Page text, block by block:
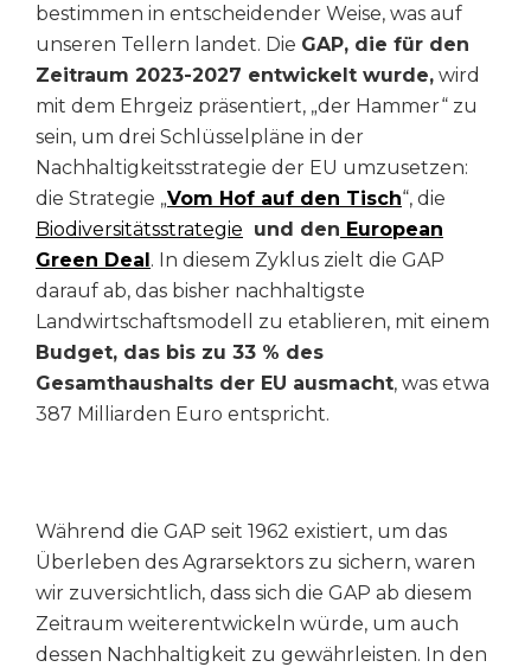
bestimmen in entscheidender Weise, was auf
unseren Tellern landet. Die GAP, die für den
Zeitraum 2023-2027 entwickelt wurde, wird
mit dem Ehrgeiz präsentiert, „der Hammer“ zu
sein, um drei Schlüsselpläne in der
Nachhaltigkeitsstrategie der EU umzusetzen:
die Strategie „Vom Hof auf den Tisch“, die
Biodiversitätsstrategie und den European
Green Deal. In diesem Zyklus zielt die GAP
darauf ab, das bisher nachhaltigste
Landwirtschaftsmodell zu etablieren, mit einem
Budget, das bis zu 33 % des
Gesamthaushalts der EU ausmacht, was etwa
387 Milliarden Euro entspricht.
Während die GAP seit 1962 existiert, um das
Überleben des Agrarsektors zu sichern, waren
wir zuversichtlich, dass sich die GAP ab diesem
Zeitraum weiterentwickeln würde, um auch
dessen Nachhaltigkeit zu gewährleisten. In den